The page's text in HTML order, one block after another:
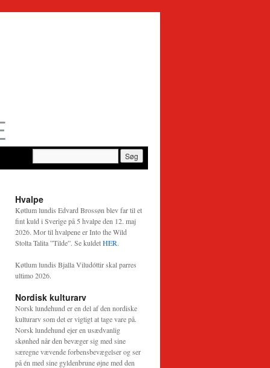
Hvalpe
Køtlum lundis Edvard Brossøn blev far til et
fint kuld i Sverige på 5 hvalpe den 12. maj
2026. Mor til hvalpene er Into the Wild
Stolta Talita ”Tilde”. Se kuldetHER.
Køtlum lundis Bjalla Viludóttir skal parres
ultimo 2026.
Nordisk kulturarv
Norsk lundehund er en del af den nordiske
kulturarv som det er vigtigt at tage vare på.
Norsk lundehund ejer en usædvanlig
skønhed når den bevæger sig med sine
særegne vævende forbensbevægelser og ser
på én med sine gyldenbrune øjne med den